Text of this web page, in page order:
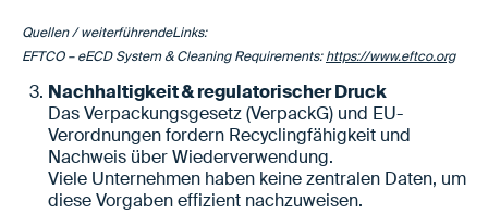
Quellen / weiterführendeLinks:
EFTCO – eECD System & Cleaning Requirements:https://www.eftco.org
Nachhaltigkeit & regulatorischer Druck
Das Verpackungsgesetz (VerpackG) und EU-
Verordnungen fordern Recyclingfähigkeit und
Nachweis über Wiederverwendung.
Viele Unternehmen haben keine zentralen Daten, um
diese Vorgaben effizient nachzuweisen.